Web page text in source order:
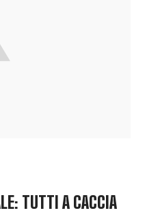
TUTTI A CACCIA